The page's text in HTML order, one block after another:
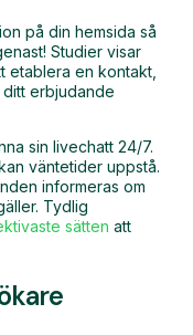
på din hemsida så
Studier visar
etablera en kontakt,
erbjudande
sin livechatt 24/7.
väntetider uppstå.
informeras om
Tydlig
sätten att